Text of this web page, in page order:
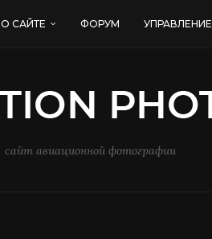
О САЙТЕ ФОРУМ УПРАВЛЕНИЕ
сайт авиационной фотографии